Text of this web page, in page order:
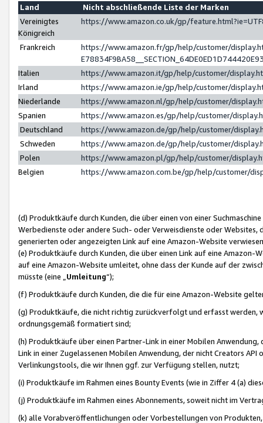
Land
Nicht abschließende Liste der Marken
Vereinigtes
Königreich
https://www.amazon.co.uk/gp/
Frankreich
https://www.amazon.fr/gp/help/customer/
Italien
https://www.amazon.it/gp/help/customer/
Irland
https://www.amazon.ie/gp/help/customer/
Niederlande
https://www.amazon.nl/gp/help/customer/
Spanien
https://www.amazon.es/gp/help/customer/
Deutschland
https://www.amazon.de/gp/help/customer/
Schweden
https://www.amazon.de/gp/help/customer/
Polen
https://www.amazon.pl/gp/help/customer/
Belgien
https://www.amazon.com.be/gp/help/customer/
(d) Produktkäufe durch Kunden, die über einen von einer
Werbedienste oder andere Such- oder Verweisdienste oder Websites,
generierten oder angezeigten Link auf eine Amazon-Website
(e) Produktkäufe durch Kunden, die über einen Link auf eine
auf eine Amazon-Website umleitet, ohne dass der Kunde auf der
müsste (eine „ Umleitung“);
(f) Produktkäufe durch Kunden, die die für eine Amazon-Website
(g) Produktkäufe, die nicht richtig zurückverfolgt und erfasst werden,
ordnungsgemäß formatiert sind;
(h) Produktkäufe über einen Partner-Link in einer Mobilen
Link in einer Zugelassenen Mobilen Anwendung, der nicht Creators
Verlinkungstools, die wir Ihnen ggf. zur Verfügung stellen, nutzt;
(i) Produktkäufe im Rahmen eines Bounty Events (wie in Ziffer 4 (a)
(j) Produktkäufe im Rahmen eines Abonnements, soweit nicht im
(k) alle Vorabveröffentlichungen oder Vorbestellungen von